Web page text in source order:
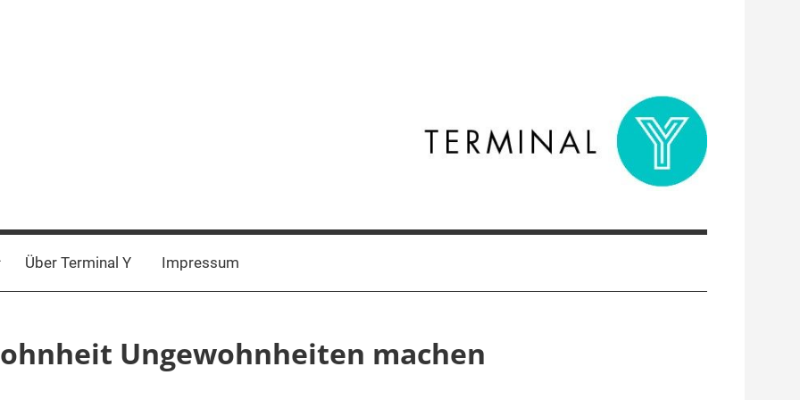
Über Terminal Y Impressum
Ungewohnheiten machen